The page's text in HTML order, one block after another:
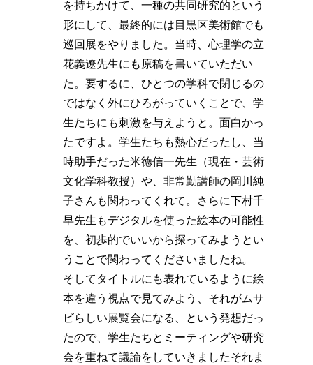
を持ちかけて、一種の共同研究的という
形にして、最終的には目黒区美術館でも
巡回展をやりました。当時、心理学の立
花義遼先生にも原稿を書いていただい
た。要するに、ひとつの学科で閉じるの
ではなく外にひろがっていくことで、学
生たちにも刺激を与えようと。面白かっ
たですよ。学生たちも熱心だったし、当
時助手だった米徳信一先生（現在・芸術
文化学科教授）や、非常勤講師の岡川純
子さんも関わってくれて。さらに下村千
早先生もデジタルを使った絵本の可能性
を、初歩的でいいから探ってみようとい
うことで関わってくださいましたね。
そしてタイトルにも表れているように絵
本を違う視点で見てみよう、それがムサ
ビらしい展覧会になる、という発想だっ
たので、学生たちとミーティングや研究
会を重ねて議論をしていきましたそれま